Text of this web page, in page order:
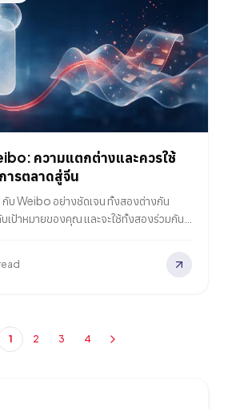
ความแตกต่างและควรใช้
ารตลาดสู่จีน
กับ Weibo อย่างชัดเจน ทั้งสองต่างกัน
บเป้าหมายของคุณ และจะใช้ทั้งสองร่วมกัน
1 2 3 4